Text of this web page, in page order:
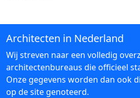
Architecten in Nederland
Wij streven naar een volledig
architectenbureaus die officieel
Onze gegevens worden dan ook
op de site genoteerd.